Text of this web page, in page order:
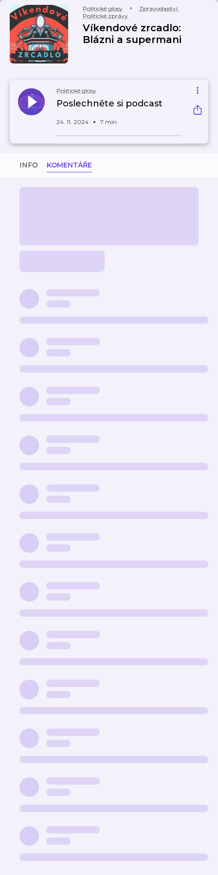
Politické glosy Zpravodajství,
Politické zprávy
Víkendové zrcadlo:
Blázni a supermani
Politické glosy
Poslechněte si podcast
24. 11. 2024 7 min
INFO KOMENTÁŘE